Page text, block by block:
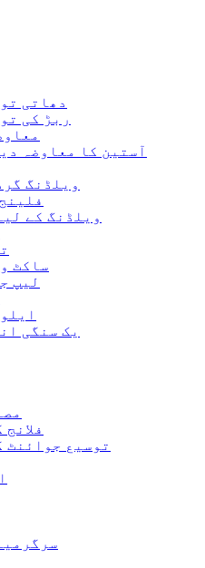
دھاتی
ربڑ کی
آستین کا معاوضہ
ویلڈنگ
ویلڈنگ کے
ساکٹ
لیپ
یک سنگی
توسیع جوائنٹ